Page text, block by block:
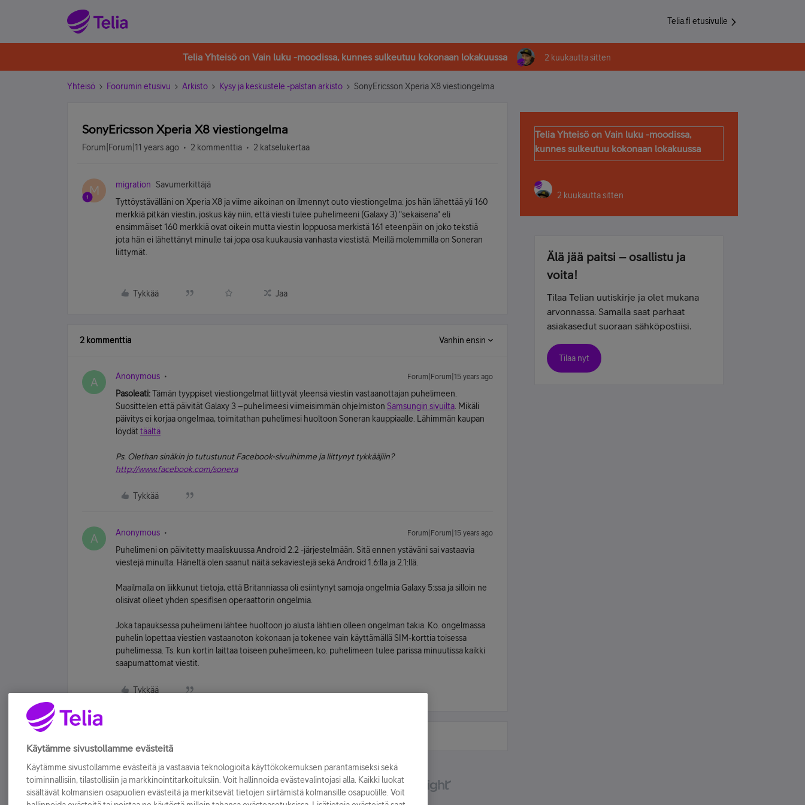
Telia.fi etusivulle
Telia Yhteisö on Vain luku -moodissa, kunnes sulkeutuu kokonaan lokakuussa 2 kuukautta sitten
Yhteisö Foorumin etusivu Arkisto Kysy ja keskustele -palstan arkisto SonyEricsson Xperia X8 viestiongelma
SonyEricsson Xperia X8 viestiongelma
Forum|Forum|11 years ago 2 kommenttia 2 katselukertaa
M migration
Savumerkittäjä
Tyttöystävälläni on Xperia X8 ja viime aikoinan on ilmennyt outo viestiongelma: jos hän lähettää yli 160
merkkiä pitkän viestin, joskus käy niin, että viesti tulee puhelimeeni (Galaxy 3) "sekaisena" eli
ensimmäiset 160 merkkiä ovat oikein mutta viestin loppuosa merkistä 161 eteenpäin on joko tekstiä
jota hän ei lähettänyt minulle tai jopa osa kuukausia vanhasta viestistä. Meillä molemmilla on Soneran
liittymät.
Tykkää Jaa
2 kommenttia Vanhin ensin
A Anonymous Forum|Forum|15 years ago
Pasoleati:Tämän tyyppiset viestiongelmat liittyvät yleensä viestin vastaanottajan puhelimeen.
Suosittelen että päivität Galaxy 3 –puhelimeesi viimeisimmän ohjelmiston Samsungin sivuilta . Mikäli
päivitys ei korjaa ongelmaa, toimitathan puhelimesi huoltoon Soneran kauppiaalle. Lähimmän kaupan
löydät täältä
Ps. Olethan sinäkin jo tutustunut Facebook-sivuihimme ja liittynyt tykkääjiin?
http://www.facebook.com/sonera
Tykkää
A Anonymous Forum|Forum|15 years ago
Puhelimeni on päivitetty maaliskuussa Android 2.2 -järjestelmään. Sitä ennen ystäväni sai vastaavia
viestejä minulta. Häneltä olen saanut näitä sekaviestejä sekä Android 1.6:lla ja 2.1:llä.
Maailmalla on liikkunut tietoja, että Britanniassa oli esiintynyt samoja ongelmia Galaxy 5:ssa ja silloin ne
olisivat olleet yhden spesifisen operaattorin ongelmia.
Joka tapauksessa puhelimeni lähtee huoltoon jo alusta lähtien olleen ongelman takia. Ko. ongelmassa
puhelin lopettaa viestien vastaanoton kokonaan ja tokenee vain käyttämällä SIM-korttia toisessa
puhelimessa. Ts. kun kortin laittaa toiseen puhelimeen, ko. puhelimeen tulee parissa minuutissa kaikki
saapumattomat viestit.
Tykkää
Telia Yhteisö on Vain luku -moodissa,
kunnes sulkeutuu kokonaan lokakuussa
2 kuukautta sitten
Älä jää paitsi – osallistu ja
voita!
Tilaa Telian uutiskirje ja olet mukana
arvonnassa. Samalla saat parhaat
asiakasedut suoraan sähköpostiisi.
Tilaa nyt
Käytämme sivustollamme evästeitä
Käytämme sivustollamme evästeitä ja vastaavia teknologioita käyttökokemuksen parantamiseksi sekä
toiminnallisiin, tilastollisiin ja markkinointitarkoituksiin. Voit hallinnoida evästevalintojasi alla. Kaikki luokat
sisältävät kolmansien osapuolien evästeitä ja merkitsevät tietojen siirtämistä kolmansille osapuolille. Voit